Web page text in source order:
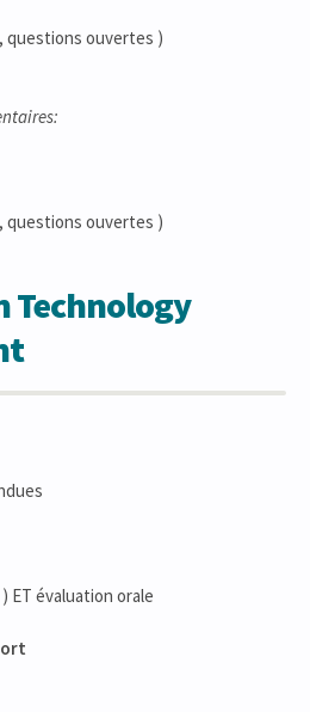
questions ouvertes )
questions ouvertes )
ET évaluation orale